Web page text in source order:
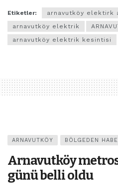
Etiketler:
arnavutköy elektirk
arnavutköy elektrik
arnavutköy elektrik kesintisi
ARNAVUTKÖY BÖLGEDEN
Arnavutköy
günü belli oldu